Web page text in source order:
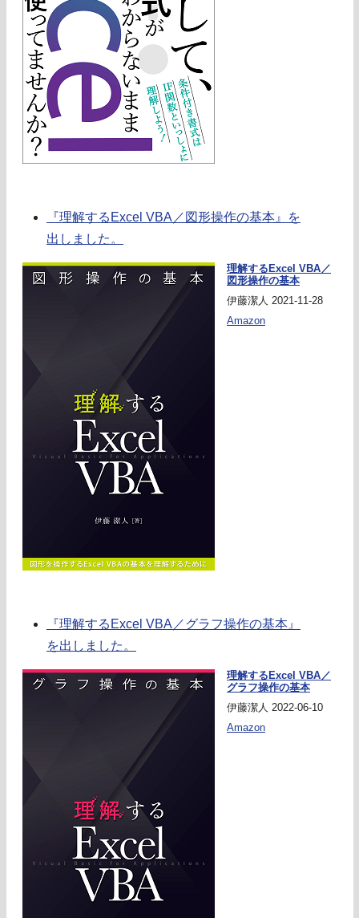
『理解するExcel VBA／図形操作の基本』を
出しました。
理解するExcel VBA／
図形操作の基本
伊藤潔人 2021-11-28
Amazon
『理解するExcel VBA／グラフ操作の基本』
を出しました。
理解するExcel VBA／
グラフ操作の基本
伊藤潔人 2022-06-10
Amazon